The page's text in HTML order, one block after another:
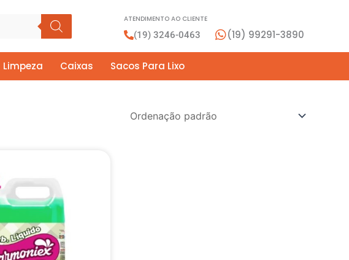
ATENDIMENTO AO CLIENTE
(19) 3246-0463 (19) 99291-3890
Limpeza Caixas Sacos Para Lixo